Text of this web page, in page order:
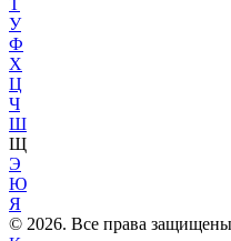
Т
У
Ф
Х
Ц
Ч
Ш
Щ
Э
Ю
Я
© 2026. Все права